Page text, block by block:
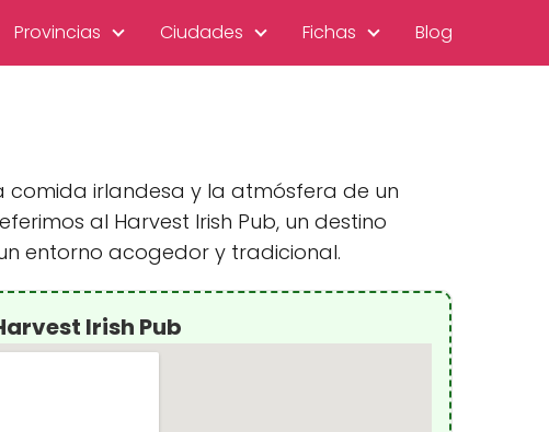
Provincias Ciudades Fichas Blog
comida irlandesa y la atmósfera de un
al Harvest Irish Pub, un destino
entorno acogedor y tradicional.
Irish Pub